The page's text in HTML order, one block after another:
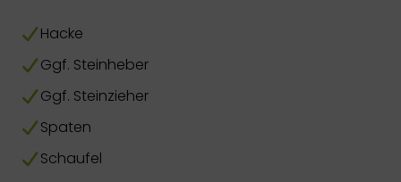
Hacke
Ggf. Steinheber
Ggf. Steinzieher
Spaten
Schaufel